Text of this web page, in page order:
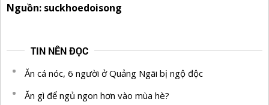
Nguồn: suckhoedoisong
TIN NÊN ĐỌC
Ăn cá nóc, 6 người ở Quảng Ngãi bị ngộ độc
Ăn gì để ngủ ngon hơn vào mùa hè?